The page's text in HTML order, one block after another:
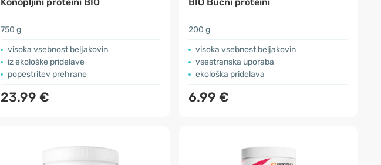
Konopljini proteini BIO
750 g
​visoka vsebnost beljakovin
iz ekološke pridelave
popestritev prehrane
23.99 €
BIO Bučni proteini
200 g
visoka vsebnost beljakovin
vsestranska uporaba
ekološka pridelava
6.99 €